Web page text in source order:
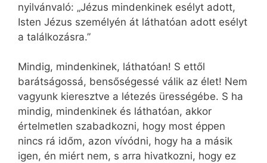
nyilvánvaló: „Jézus mindenkinek esélyt adott,
Isten Jézus személyén át láthatóan adott esélyt
a találkozásra.”
Mindig, mindenkinek, láthatóan! S ettől
barátságossá, bensőségessé válik az élet! Nem
vagyunk kieresztve a létezés ürességébe. S ha
mindig, mindenkinek és láthatóan, akkor
értelmetlen szabadkozni, hogy most éppen
nincs rá időm, azon vívódni, hogy ha a másik
igen, én miért nem, s arra hivatkozni, hogy ez